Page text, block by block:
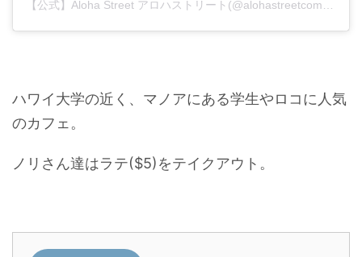
ハワイ大学の近く、マノアにある学生やロコに人気
のカフェ。
ノリさん達はラテ($5)をテイクアウト。